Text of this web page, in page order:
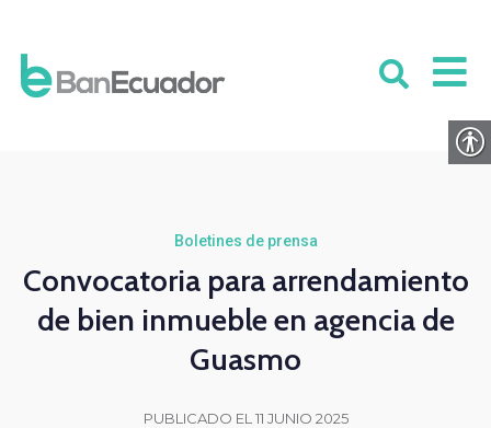
Boletines de prensa
Convocatoria para arrendamiento
de bien inmueble en agencia de
Guasmo
PUBLICADO EL 11 JUNIO 2025